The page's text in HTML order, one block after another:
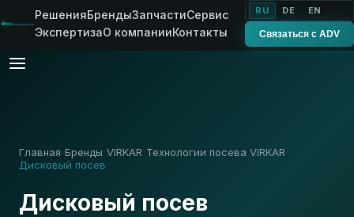
РешенияБрендыЗапчастиСервис
ЭкспертизаО компанииКонтакты
RU DE EN
Связаться с ADV
Главная› Бренды VIRKAR Технологии посева VIRKAR
Дисковый посев
Дисковый посев